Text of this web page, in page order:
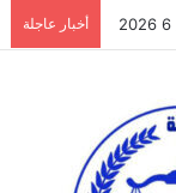
أخبار عاجلة